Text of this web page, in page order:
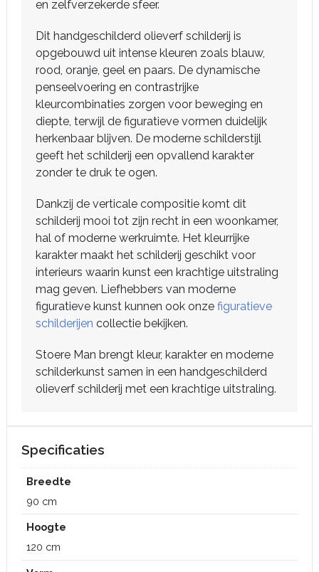
en zelfverzekerde sfeer.
Dit handgeschilderd olieverf schilderij is
opgebouwd uit intense kleuren zoals blauw,
rood, oranje, geel en paars. De dynamische
penseelvoering en contrastrijke
kleurcombinaties zorgen voor beweging en
diepte, terwijl de figuratieve vormen duidelijk
herkenbaar blijven. De moderne schilderstijl
geeft het schilderij een opvallend karakter
zonder te druk te ogen.
Dankzij de verticale compositie komt dit
schilderij mooi tot zijn recht in een woonkamer,
hal of moderne werkruimte. Het kleurrijke
karakter maakt het schilderij geschikt voor
interieurs waarin kunst een krachtige uitstraling
mag geven. Liefhebbers van moderne
figuratieve kunst kunnen ook onze figuratieve
schilderijen collectie bekijken.
Stoere Man brengt kleur, karakter en moderne
schilderkunst samen in een handgeschilderd
olieverf schilderij met een krachtige uitstraling.
Specificaties
Breedte
90 cm
Hoogte
120 cm